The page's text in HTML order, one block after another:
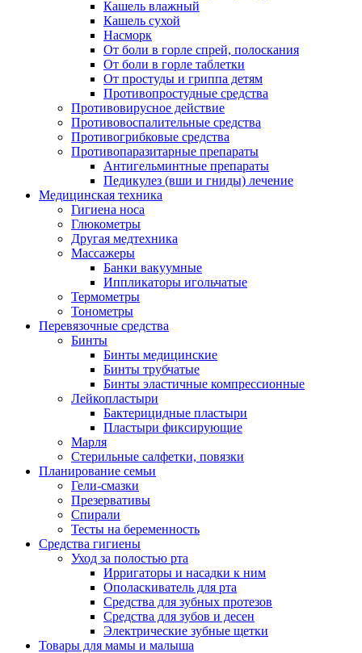
Кашель влажный
Кашель сухой
Насморк
От боли в горле спрей, полоскания
От боли в горле таблетки
От простуды и гриппа детям
Противопростудные средства
Противовирусное действие
Противовоспалительные средства
Противогрибковые средства
Противопаразитарные препараты
Антигельминтные препараты
Педикулез (вши и гниды) лечение
Медицинская техника
Гигиена носа
Глюкометры
Другая медтехника
Массажеры
Банки вакуумные
Иппликаторы игольчатые
Термометры
Тонометры
Перевязочные средства
Бинты
Бинты медицинские
Бинты трубчатые
Бинты эластичные компрессионные
Лейкопластыри
Бактерицидные пластыри
Пластыри фиксирующие
Марля
Стерильные салфетки, повязки
Планирование семьи
Гели-смазки
Презервативы
Спирали
Тесты на беременность
Средства гигиены
Уход за полостью рта
Ирригаторы и насадки к ним
Ополаскиватель для рта
Средства для зубных протезов
Средства для зубов и десен
Электрические зубные щетки
Товары для мамы и малыша